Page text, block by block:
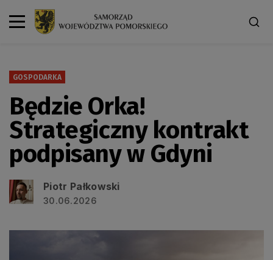
GOSPODARKA
Będzie Orka!
Strategiczny kontrakt
podpisany w Gdyni
Piotr Pałkowski
30.06.2026